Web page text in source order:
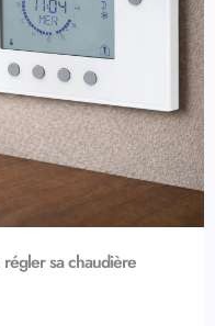
sa chaudière